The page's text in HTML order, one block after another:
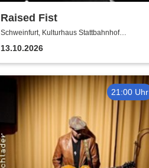
Raised Fist
Schweinfurt, Kulturhaus Stattbahnhof
Schweinfurt
13.10.2026
21:00 Uhr